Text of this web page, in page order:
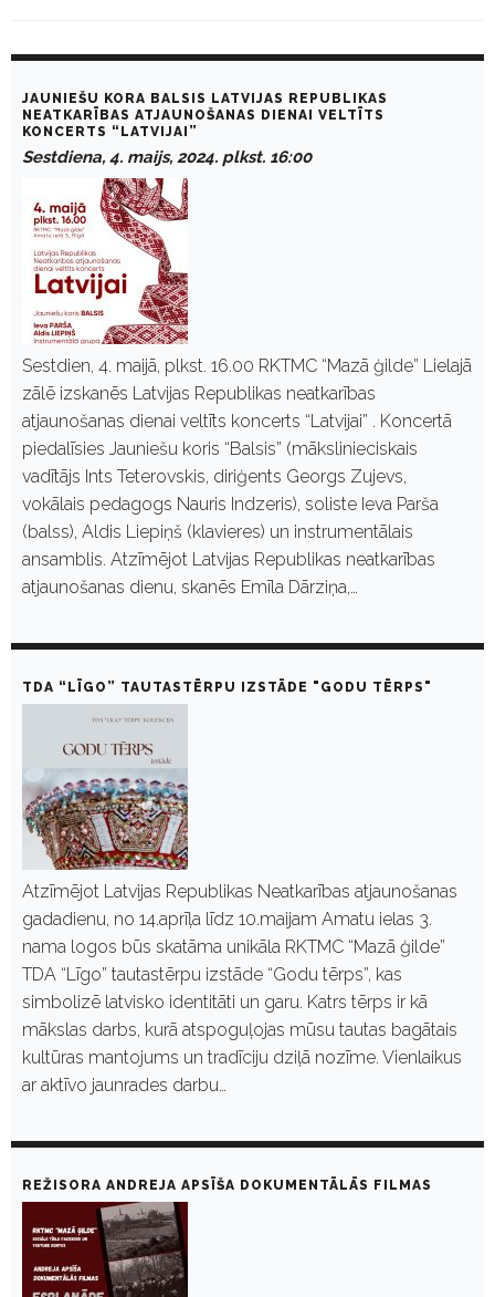
a
M
JAUNIEŠU KORA BALSIS LATVIJAS REPUBLIKAS
NEATKARĪBAS ATJAUNOŠANAS DIENAI VELTĪTS
KONCERTS “LATVIJAI”
Sestdiena, 4. maijs, 2024. plkst. 16:00
Sestdien, 4. maijā, plkst. 16.00 RKTMC “Mazā ģilde” Lielajā
zālē izskanēs Latvijas Republikas neatkarības
atjaunošanas dienai veltīts koncerts “Latvijai” . Koncertā
piedalīsies Jauniešu koris “Balsis” (mākslinieciskais
vadītājs Ints Teterovskis, diriģents Georgs Zujevs,
vokālais pedagogs Nauris Indzeris), soliste Ieva Parša
(balss), Aldis Liepiņš (klavieres) un instrumentālais
ansamblis. Atzīmējot Latvijas Republikas neatkarības
atjaunošanas dienu, skanēs Emīla Dārziņa,…
TDA “LĪGO” TAUTASTĒRPU IZSTĀDE "GODU TĒRPS"
Atzīmējot Latvijas Republikas Neatkarības atjaunošanas
gadadienu, no 14.aprīļa līdz 10.maijam Amatu ielas 3.
nama logos būs skatāma unikāla RKTMC “Mazā ģilde”
TDA “Līgo” tautastērpu izstāde “Godu tērps”, kas
simbolizē latvisko identitāti un garu. Katrs tērps ir kā
mākslas darbs, kurā atspoguļojas mūsu tautas bagātais
kultūras mantojums un tradīciju dziļā nozīme. Vienlaikus
ar aktīvo jaunrades darbu…
REŽISORA ANDREJA APSĪŠA DOKUMENTĀLĀS FILMAS